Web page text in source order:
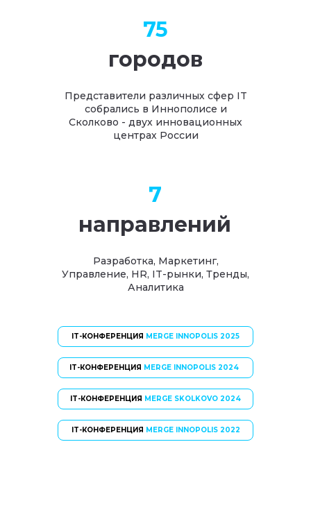
Разработка, Маркетинг,
Управление, HR, IT-рынки, Тренды,
Аналитика
7
направлений
Представители различных сфер IT
собрались в Иннополисе и
Сколково - двух инновационных
центрах России
75
городов
IT-КОНФЕРЕНЦИЯ MERGE INNOPOLIS 2025
IT-КОНФЕРЕНЦИЯ MERGE SKOLKOVO 2024
IT-КОНФЕРЕНЦИЯ MERGE INNOPOLIS 2024
IT-КОНФЕРЕНЦИЯ MERGE INNOPOLIS 2022